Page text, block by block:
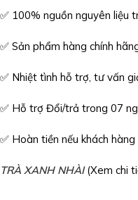
✅ 100% nguồn nguyên liệu
✅ Sản phẩm hàng chính
✅ Nhiệt tình hỗ trợ, tư vấn
✅ Hỗ trợ Đổi/trả trong 07
✅ Hoàn tiền nếu khách
TRÀ XANH NHÀI(Xem chi